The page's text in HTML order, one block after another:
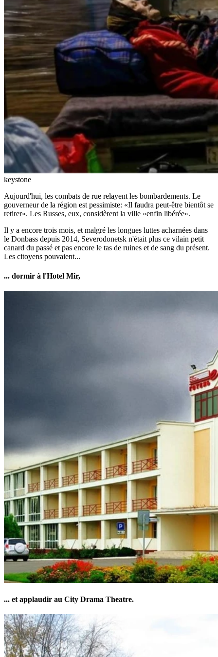
keystone
Aujourd'hui, les combats de rue relayent les bombardements. Le
gouverneur de la région est pessimiste: «Il faudra peut-être bientôt se
retirer». Les Russes, eux, considèrent la ville «enfin libérée».
Il y a encore trois mois, et malgré les longues luttes acharnées dans
le Donbass depuis 2014, Severodonetsk n'était plus ce vilain petit
canard du passé et pas encore le tas de ruines et de sang du présent.
Les citoyens pouvaient...
... dormir à l'Hotel Mir,
... et applaudir au City Drama Theatre.